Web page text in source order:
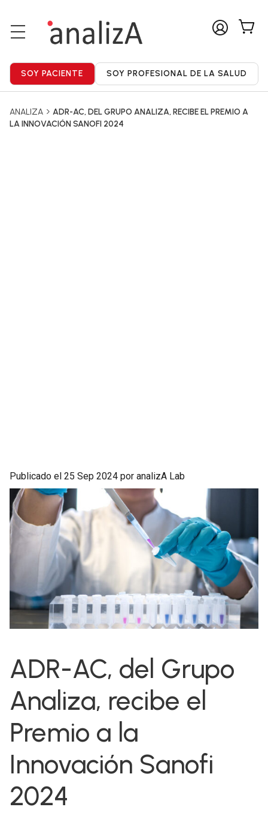
ANALIZA
ADR-AC, DEL GRUPO ANALIZA, RECIBE EL PREMIO A
LA INNOVACIÓN SANOFI 2024
Publicado el 25 Sep 2024 por analizA Lab
ADR-AC, del Grupo
Analiza, recibe el
Premio a la
Innovación Sanofi
2024